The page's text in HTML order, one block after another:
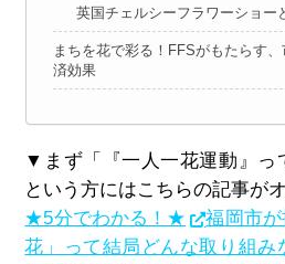
英国チェルシーフラワーショー
まちを花で彩る！FFSがもたらす
済効果
▼まず「『一人一花運動』っ
という方にはこちらの記事が
★5分でわかる！★
福岡市
花」って結局どんな取り組み